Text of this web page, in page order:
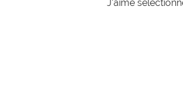
J'aime